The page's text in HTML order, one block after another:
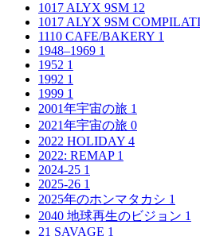
1017 ALYX 9SM 12
1017 ALYX 9SM
1110 CAFE/BAKERY 1
1948–1969 1
1952 1
1992 1
1999 1
2001年宇宙の旅 1
2021年宇宙の旅 0
2022 HOLIDAY 4
2022: REMAP 1
2024-25 1
2025-26 1
2025年のホンマタカシ 1
2040 地球再生のビジョン 1
21 SAVAGE 1